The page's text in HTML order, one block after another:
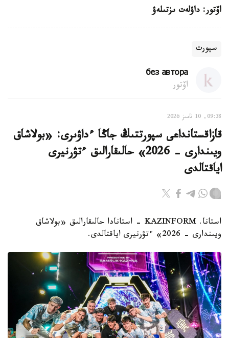
اۆتور: داۋلەت ىزتىلەۋ
سپورت
без автора
اۆتور
09:38, 10 تامىز 2026
قازاقستانداعى سپورتتىڭ جاڭا ءداۋىرى: «بولاشاق
ويىندارى - 2026» حالىقارالىق ءتۋرنيرى
اياقتالدى
استانا. KAZINFORM - استانادا حالىقارالىق «بولاشاق
ويىندارى - 2026» ءتۋرنيرى اياقتالدى.